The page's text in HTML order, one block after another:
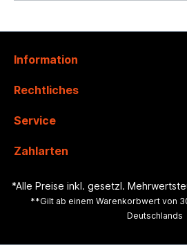
Information
Rechtliches
Service
Zahlarten
*Alle Preise inkl. gesetzl.
**Gilt ab einem Warenkorbwert von
Deutschlands